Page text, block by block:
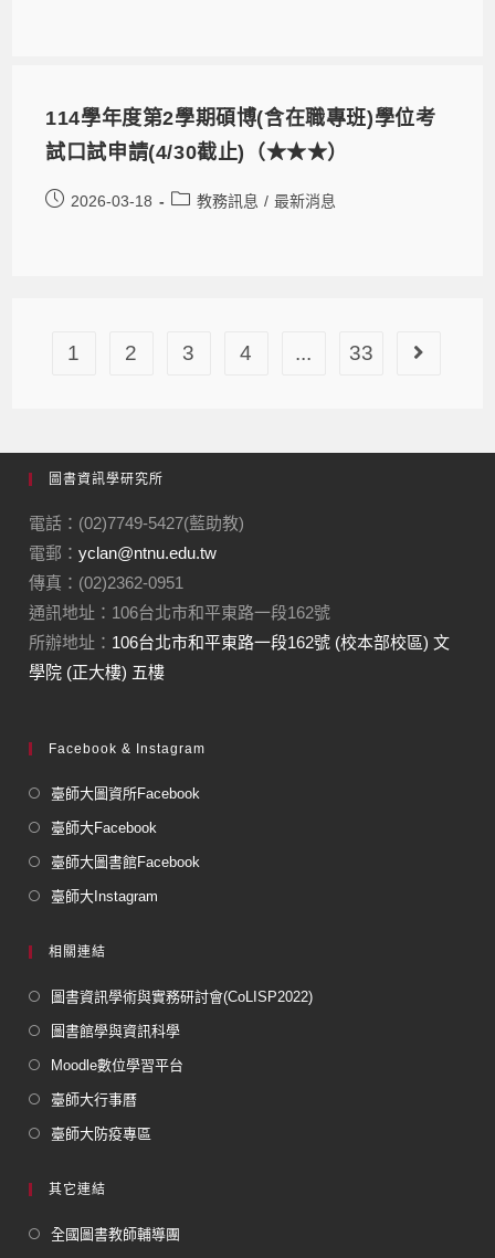
114學年度第2學期碩博(含在職專班)學位考
試口試申請(4/30截止)（★★★）
2026-03-18 教務訊息 / 最新消息
1 2 3 4 ... 33
圖書資訊學研究所
電話：(02)7749-5427(藍助教)
電郵：yclan@ntnu.edu.tw
傳真：(02)2362-0951
通訊地址：106台北市和平東路一段162號
所辦地址： 106台北市和平東路一段162號 (校本部校區) 文
學院 (正大樓) 五樓
Facebook & Instagram
臺師大圖資所Facebook
臺師大Facebook
臺師大圖書館Facebook
臺師大Instagram
相關連結
圖書資訊學術與實務研討會(CoLISP2022)
圖書館學與資訊科學
Moodle數位學習平台
臺師大行事曆
臺師大防疫專區
其它連結
全國圖書教師輔導團